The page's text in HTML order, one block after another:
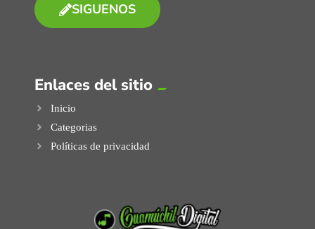
SIGUENOS
Enlaces del sitio
Inicio
Categorias
Políticas de privacidad